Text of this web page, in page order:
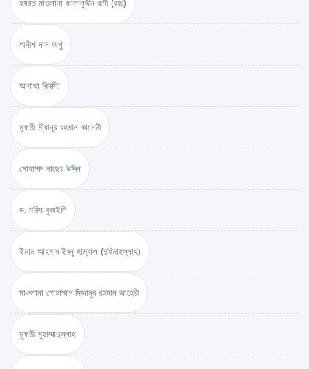
হযরত মাওলানা জালালুদ্দীন রূমী (রহঃ)
অনীশ দাস অপু
আগাথা ক্রিস্টি
মুফতী মীযানুর রহমান কাসেমী
মোহাম্মদ নাছের উদ্দিন
ড. মরিস বুকাইলি
ইমাম আহমাদ ইবনু হাম্বাল (রহিমাহুল্লাহ)
মাওলানা মোহাম্মাদ মিজানুর রহমান জাহেরী
মুফতী মুহাম্মাদুল্লাহ